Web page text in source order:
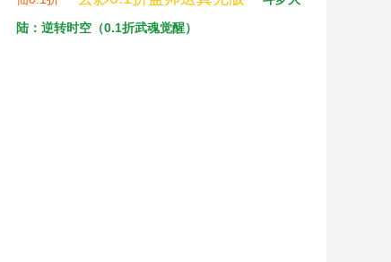
陆：逆转时空（0.1折武魂觉醒）